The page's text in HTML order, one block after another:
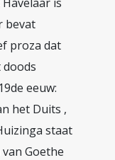
bevat
proza dat
eeuw:
het Duits ,
staat
Goethe